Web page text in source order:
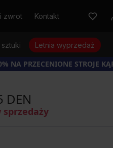
zwrot Kontakt
sztuki Letnia wyprzedaż
NA PRZECENIONE STROJE
DEN